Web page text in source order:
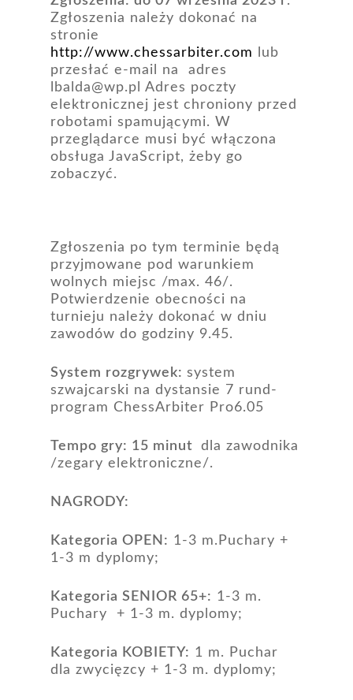
Zgłoszenia należy dokonać na
stronie
http://www.chessarbiter.com
lub
przesłać e-mail na adres
lbalda@wp.pl Adres poczty
elektronicznej jest chroniony przed
robotami spamującymi. W
przeglądarce musi być włączona
obsługa JavaScript, żeby go
zobaczyć.
Zgłoszenia po tym terminie będą
przyjmowane pod warunkiem
wolnych miejsc /max. 46/.
Potwierdzenie obecności na
turnieju należy dokonać w dniu
zawodów do godziny 9.45.
System rozgrywek: system
szwajcarski na dystansie 7 rund-
program ChessArbiter Pro6.05
Tempo gry: 15 minut dla zawodnika
/zegary elektroniczne/.
NAGRODY:
Kategoria OPEN: 1-3 m.Puchary +
1-3 m dyplomy;
Kategoria SENIOR 65+: 1-3 m.
Puchary + 1-3 m. dyplomy;
Kategoria KOBIETY: 1 m. Puchar
dla zwycięzcy + 1-3 m. dyplomy;